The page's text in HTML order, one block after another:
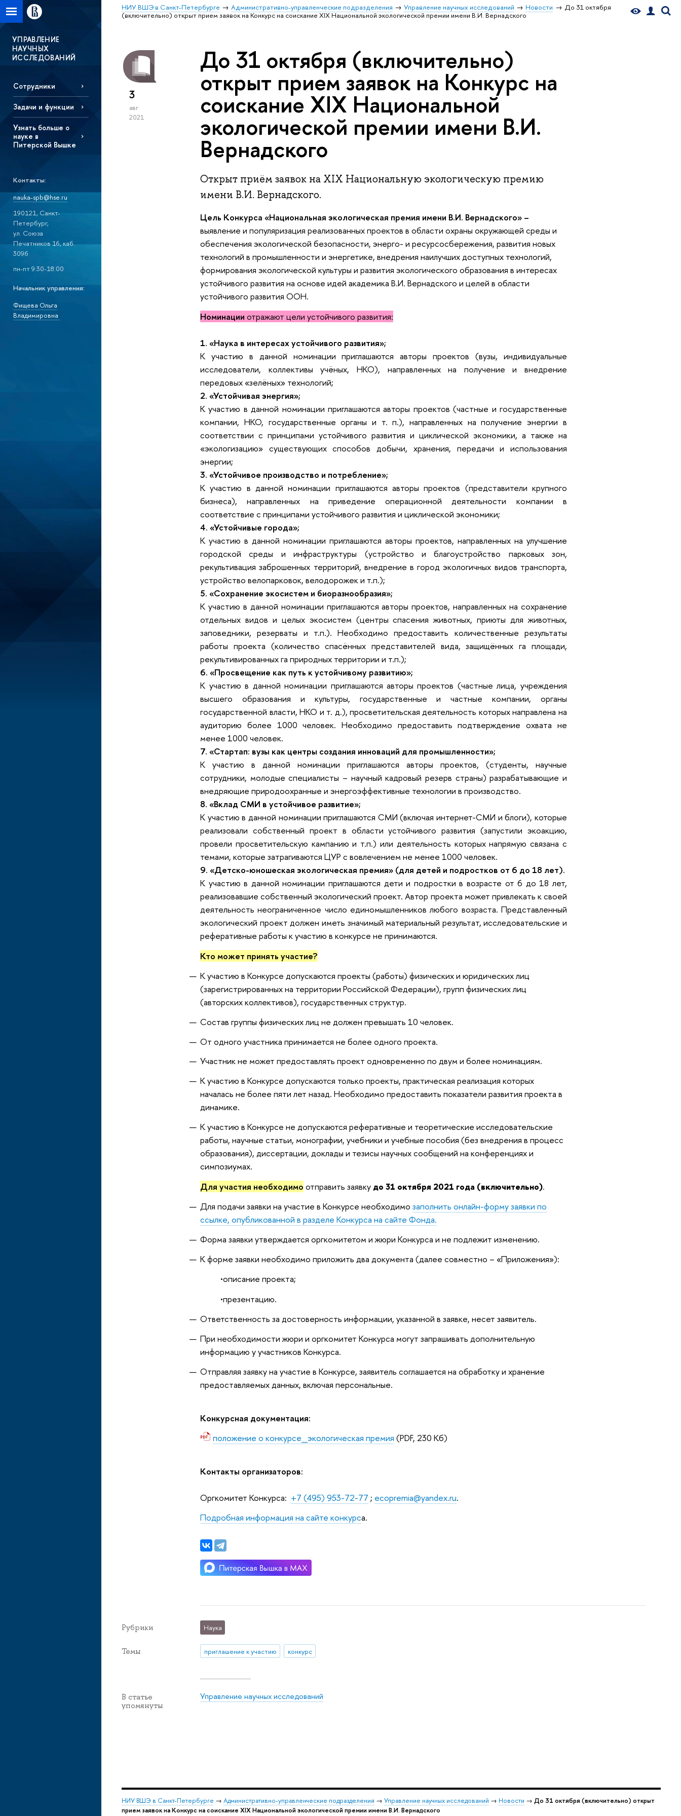
НИУ ВШЭ в Санкт-Петербурге Административно-управленческие подразделения Управление научных исследований Новости
До 31 октября
(включительно) открыт прием заявок на Конкурс на соискание XIX Национальной экологической премии имени В.И. Вернадского
УПРАВЛЕНИЕ
НАУЧНЫХ
ИССЛЕДОВАНИЙ
Сотрудники
Задачи и функции
Узнать больше о
науке в
Питерской Вышке
Контакты:
nauka-spb@hse.ru
190121, Санкт-
Петербург,
ул. Союза
Печатников 16, каб.
309б
пн-пт 9:30-18:00
Начальник управления:
Фищева Ольга
Владимировна
3
авг
2021
До 31 октября (включительно)
открыт прием заявок на Конкурс на
соискание XIX Национальной
экологической премии имени В.И.
Вернадского
Открыт приём заявок на XIX Национальную экологическую премию
имени В.И. Вернадского.
Цель Конкурса «Национальная экологическая премия имени В.И. Вернадского» –
выявление и популяризация реализованных проектов в области охраны окружающей среды и
обеспечения экологической безопасности, энерго- и ресурсосбережения, развития новых
технологий в промышленности и энергетике, внедрения наилучших доступных технологий,
формирования экологической культуры и развития экологического образования в интересах
устойчивого развития на основе идей академика В.И. Вернадского и целей в области
устойчивого развития ООН.
Номинации отражают цели устойчивого развития:
1. «Наука в интересах устойчивого развития»;
К участию в данной номинации приглашаются авторы проектов (вузы, индивидуальные
исследователи, коллективы учёных, НКО), направленных на получение и внедрение
передовых «зелёных» технологий;
2. «Устойчивая энергия»;
К участию в данной номинации приглашаются авторы проектов (частные и государственные
компании, НКО, государственные органы и т. п.), направленных на получение энергии в
соответствии с принципами устойчивого развития и циклической экономики, а также на
«экологизацию» существующих способов добычи, хранения, передачи и использования
энергии;
3. «Устойчивое производство и потребление»;
К участию в данной номинации приглашаются авторы проектов (представители крупного
бизнеса), направленных на приведение операционной деятельности компании в
соответствие с принципами устойчивого развития и циклической экономики;
4. «Устойчивые города»;
К участию в данной номинации приглашаются авторы проектов, направленных на улучшение
городской среды и инфраструктуры (устройство и благоустройство парковых зон,
рекультивация заброшенных территорий, внедрение в город экологичных видов транспорта,
устройство велопарковок, велодорожек и т.п.);
5. «Сохранение экосистем и биоразнообразия»;
К участию в данной номинации приглашаются авторы проектов, направленных на сохранение
отдельных видов и целых экосистем (центры спасения животных, приюты для животных,
заповедники, резерваты и т.п.). Необходимо предоставить количественные результаты
работы проекта (количество спасённых представителей вида, защищённых га площади,
рекультивированных га природных территории и т.п.);
6. «Просвещение как путь к устойчивому развитию»;
К участию в данной номинации приглашаются авторы проектов (частные лица, учреждения
высшего образования и культуры, государственные и частные компании, органы
государственной власти, НКО и т. д.), просветительская деятельность которых направлена на
аудиторию более 1000 человек. Необходимо предоставить подтверждение охвата не
менее 1000 человек.
7. «Стартап: вузы как центры создания инноваций для промышленности»;
К участию в данной номинации приглашаются авторы проектов, (студенты, научные
сотрудники, молодые специалисты – научный кадровый резерв страны) разрабатывающие и
внедряющие природоохранные и энергоэффективные технологии в производство.
8. «Вклад СМИ в устойчивое развитие»;
К участию в данной номинации приглашаются СМИ (включая интернет-СМИ и блоги), которые
реализовали собственный проект в области устойчивого развития (запустили экоакцию,
провели просветительскую кампанию и т.п.) или деятельность которых напрямую связана с
темами, которые затрагиваются ЦУР с вовлечением не менее 1000 человек.
9. «Детско-юношеская экологическая премия» (для детей и подростков от 6 до 18 лет).
К участию в данной номинации приглашаются дети и подростки в возрасте от 6 до 18 лет,
реализовавшие собственный экологический проект. Автор проекта может привлекать к своей
деятельность неограниченное число единомышленников любого возраста. Представленный
экологический проект должен иметь значимый материальный результат, исследовательские и
реферативные работы к участию в конкурсе не принимаются.
Кто может принять участие?
К участию в Конкурсе допускаются проекты (работы) физических и юридических лиц
(зарегистрированных на территории Российской Федерации), групп физических лиц
(авторских коллективов), государственных структур.
Состав группы физических лиц не должен превышать 10 человек.
От одного участника принимается не более одного проекта.
Участник не может предоставлять проект одновременно по двум и более номинациям.
К участию в Конкурсе допускаются только проекты, практическая реализация которых
началась не более пяти лет назад. Необходимо предоставить показатели развития проекта в
динамике.
К участию в Конкурсе не допускаются реферативные и теоретические исследовательские
работы, научные статьи, монографии, учебники и учебные пособия (без внедрения в процесс
образования), диссертации, доклады и тезисы научных сообщений на конференциях и
симпозиумах.
Для участия необходимо отправить заявку до 31 октября 2021 года (включительно).
Для подачи заявки на участие в Конкурсе необходимозаполнить онлайн-форму заявки по
ссылке, опубликованной в разделе Конкурса на сайте Фонда.
Форма заявки утверждается оргкомитетом и жюри Конкурса и не подлежит изменению.
К форме заявки необходимо приложить два документа (далее совместно – «Приложения»):
•описание проекта;
•презентацию.
Ответственность за достоверность информации, указанной в заявке, несет заявитель.
При необходимости жюри и оргкомитет Конкурса могут запрашивать дополнительную
информацию у участников Конкурса.
Отправляя заявку на участие в Конкурсе, заявитель соглашается на обработку и хранение
предоставляемых данных, включая персональные.
Конкурсная документация:
положение о конкурсе_экологическая премия (PDF, 230 Кб)
Контакты организаторов:
Оргкомитет Конкурса: +7 (495) 953-72-77 ; ecopremia@yandex.ru.
Подробная информация на сайте конкурса.
Рубрики Наука
Темы приглашение к участию конкурс
В статье
упомянуты
Управление научных исследований
НИУ ВШЭ в Санкт-Петербурге → Административно-управленческие подразделения → Управление научных исследований → Новости → До 31 октября (включительно) открыт
прием заявок на Конкурс на соискание XIX Национальной экологической премии имени В.И. Вернадского